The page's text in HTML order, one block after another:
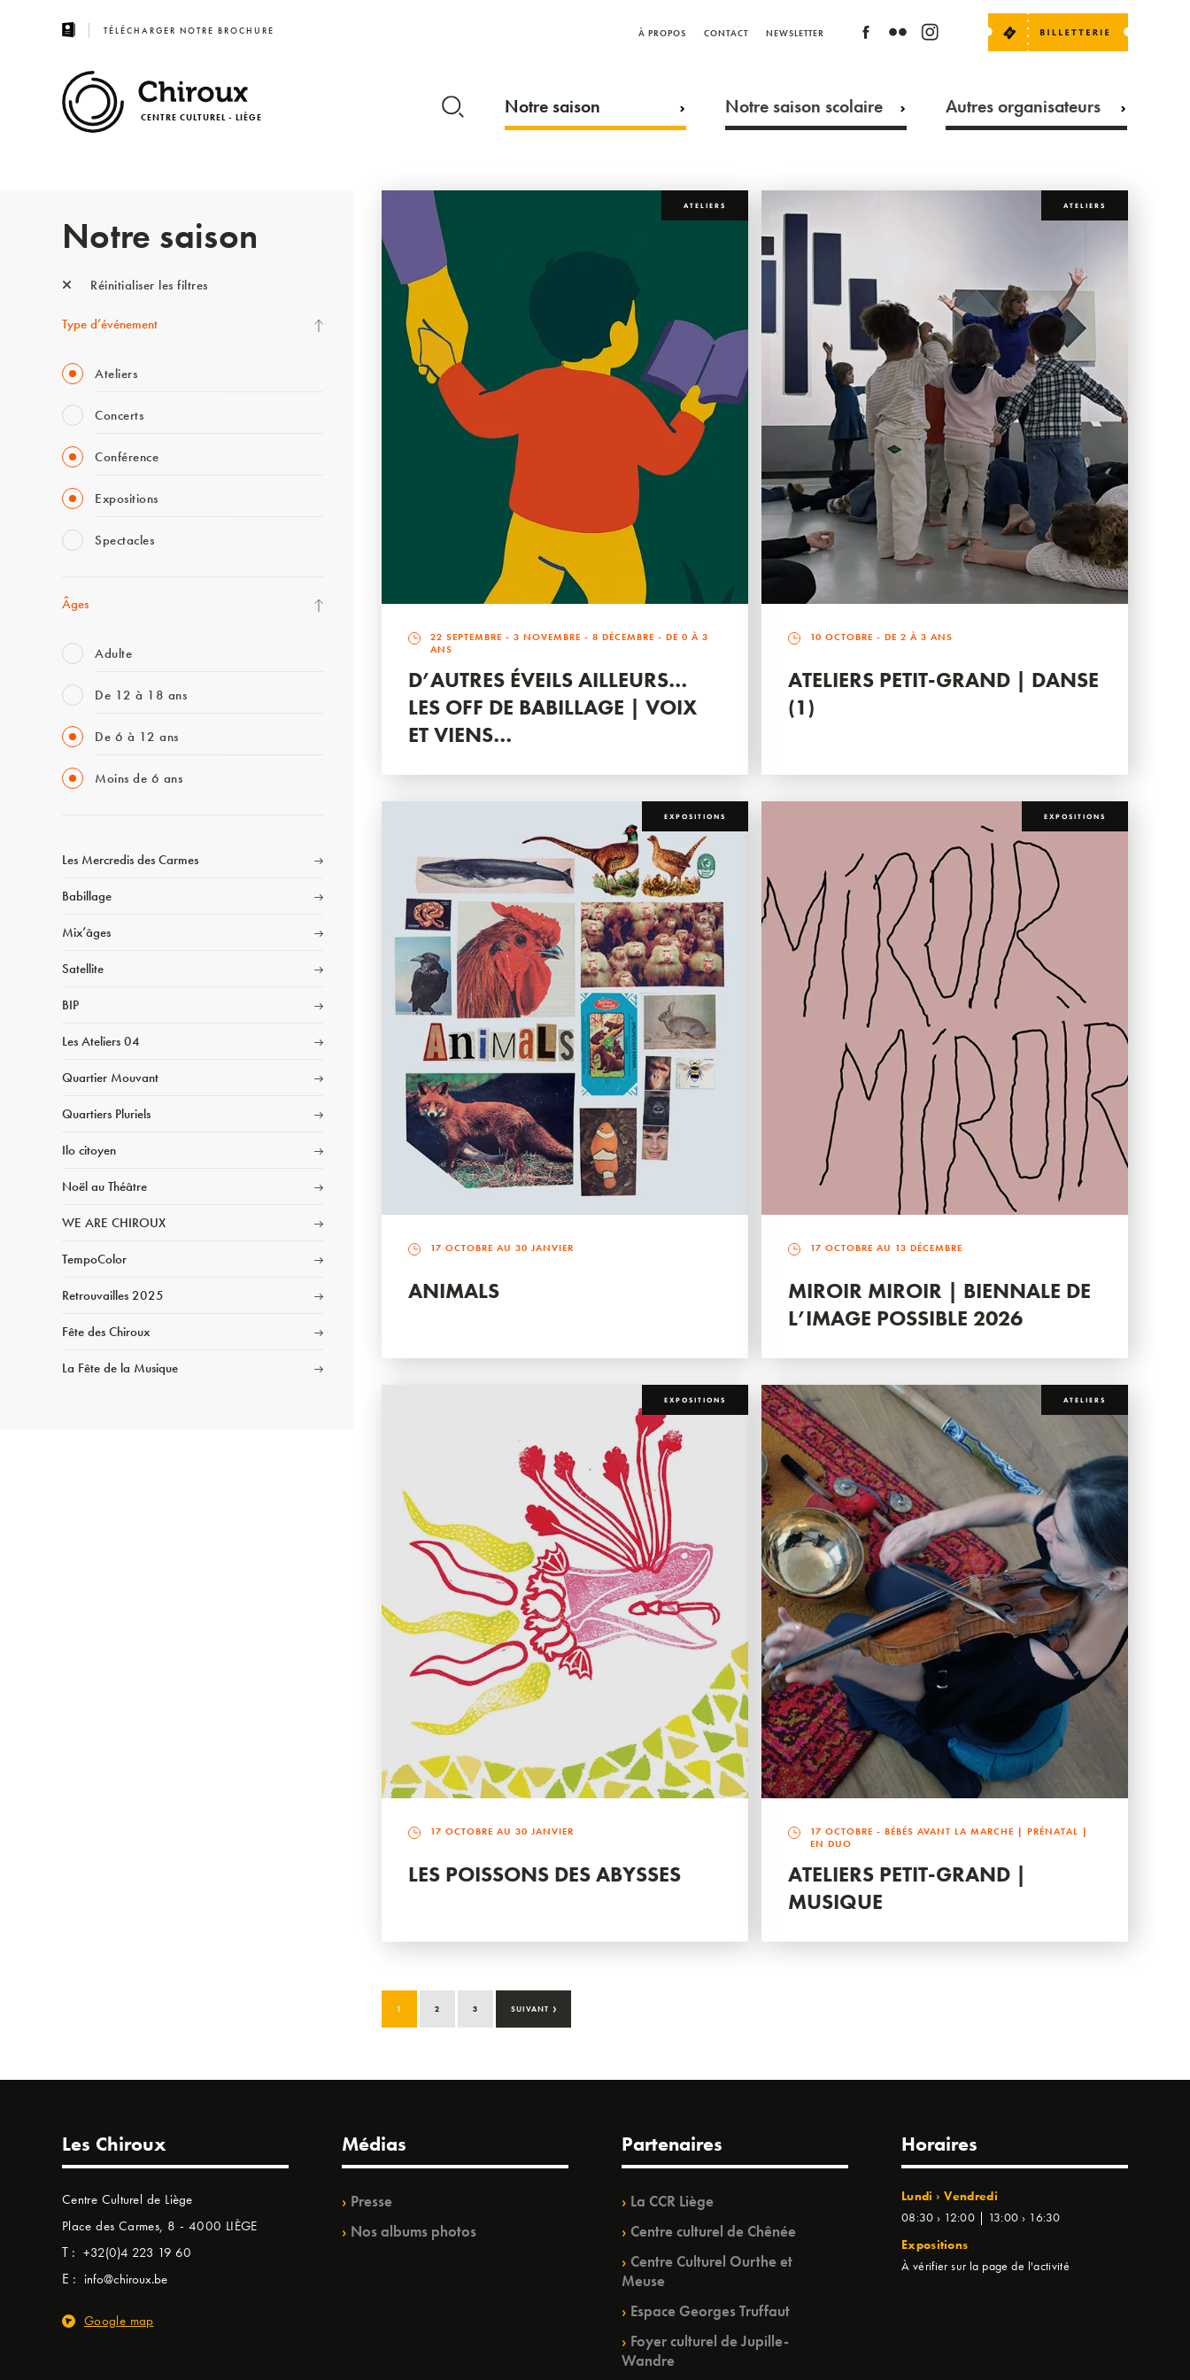
TÉLÉCHARGER NOTRE BROCHURE À PROPOS CONTACT NEWSLETTER
CENTRE CULTUREL - LIÈGE Notre saison Notre saison scolaire Autres organisateurs
Notre saison
Réinitialiser les filtres
Type d’événement
Ateliers
Concerts
Conférence
Expositions
Spectacles
Âges
Adulte
De 12 à 18 ans
De 6 à 12 ans
Moins de 6 ans
Les Mercredis des Carmes
Babillage
Mix’âges
Satellite
BIP
Les Ateliers 04
Quartier Mouvant
Quartiers Pluriels
Ilo citoyen
Noël au Théâtre
WE ARE CHIROUX
TempoColor
Retrouvailles 2025
Fête des Chiroux
La Fête de la Musique
ATELIERS
22 SEPTEMBRE -3 NOVEMBRE -8 DÉCEMBRE - DE 0 À 3
ANS
D’AUTRES ÉVEILS AILLEURS…
LES OFF DE BABILLAGE | VOIX
ET VIENS…
ATELIERS
10 OCTOBRE - DE 2 À 3 ANS
ATELIERS PETIT-GRAND | DANSE
(1)
EXPOSITIONS
17 OCTOBRE AU 30 JANVIER
ANIMALS
EXPOSITIONS
17 OCTOBRE AU 13 DÉCEMBRE
MIROIR MIROIR | BIENNALE DE
L’IMAGE POSSIBLE 2026
EXPOSITIONS
17 OCTOBRE AU 30 JANVIER
LES POISSONS DES ABYSSES
ATELIERS
17 OCTOBRE - BÉBÉS AVANT LA MARCHE | PRÉNATAL |
EN DUO
ATELIERS PETIT-GRAND |
MUSIQUE
1 2 3 SUIVANT ›
Les Chiroux
Centre Culturel de Liège
Place des Carmes, 8 - 4000 LIÈGE
T : +32(0)4 223 19 60
E : info@chiroux.be
Google map
Médias
Presse
Nos albums photos
Partenaires
La CCR Liège
Centre culturel de Chênée
Centre Culturel Ourthe et
Meuse
Espace Georges Truffaut
Foyer culturel de Jupille-
Wandre
Horaires
Lundi › Vendredi
08:30 › 12:00 | 13:00 › 16:30
Expositions
À vérifier sur la page de l'activité